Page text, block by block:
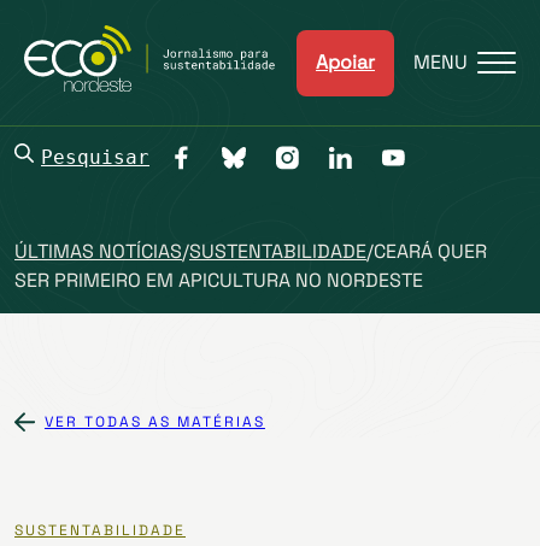
Apoiar MENU
Pesquisar
ÚLTIMAS NOTÍCIAS/SUSTENTABILIDADE/CEARÁ QUER
SER PRIMEIRO EM APICULTURA NO NORDESTE
VER TODAS AS MATÉRIAS
SUSTENTABILIDADE